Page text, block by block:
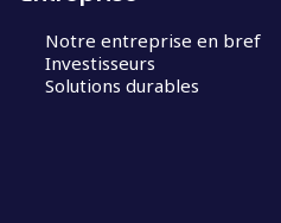
Notre entreprise en bref
Investisseurs
Solutions durables